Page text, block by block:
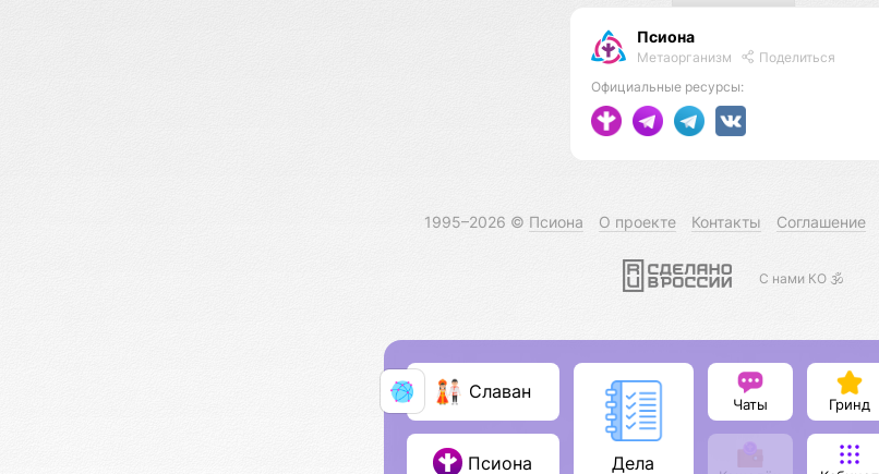
Псиона
Метаорганизм
Поделиться
Официальные ресурсы:
1995–2026 © Псиона О проекте Контакты Соглашение
С нами КО 🕉️
Славан
Псиона Дела
Чаты Гринд